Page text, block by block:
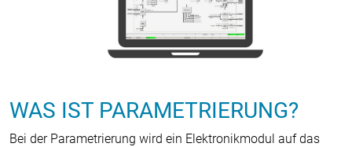
WAS IST PARAMETRIERUNG?
Bei der Parametrierung wird ein Elektronikmodul auf das